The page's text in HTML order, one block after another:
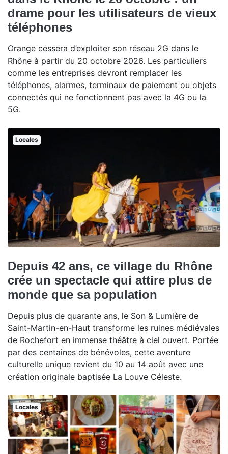
drame pour les utilisateurs de vieux
téléphones
Orange cessera d’exploiter son réseau 2G dans le
Rhône à partir du 20 octobre 2026. Les particuliers
comme les entreprises devront remplacer les
téléphones, alarmes, terminaux de paiement ou objets
connectés qui ne fonctionnent pas avec la 4G ou la
5G.
Locales
Depuis 42 ans, ce village du Rhône
crée un spectacle qui attire plus de
monde que sa population
Depuis plus de quarante ans, le Son & Lumière de
Saint-Martin-en-Haut transforme les ruines médiévales
de Rochefort en immense théâtre à ciel ouvert. Portée
par des centaines de bénévoles, cette aventure
culturelle unique revient du 10 au 14 août avec une
création originale baptisée La Louve Céleste.
Locales